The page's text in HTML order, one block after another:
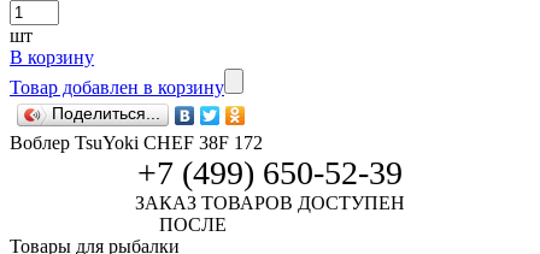
шт
В корзину
Товар добавлен в корзину
Поделиться...
Воблер TsuYoki CHEF 38F 172
+7 (499) 650-52-39
ЗАКАЗ ТОВАРОВ ДОСТУПЕН
ПОСЛЕ
Товары для рыбалки